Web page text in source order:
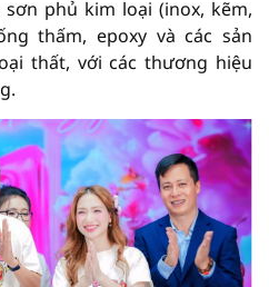
phủ kim loại (inox, kẽm,
thấm, epoxy và các sản
thất, với các thương hiệu